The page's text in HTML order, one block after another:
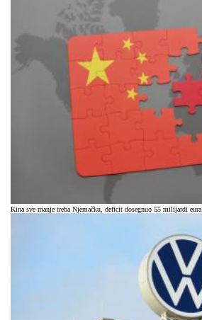
Kina sve manje treba Njemačku, deficit dosegnuo 55 milijardi eura